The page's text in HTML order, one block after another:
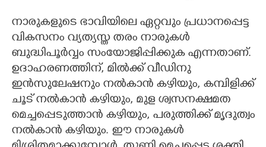
നാരുകളുടെ ഭാവിയിലെ ഏറ്റവും പ്രധാനപ്പെട്ട
വികസനം വ്യത്യസ്ത തരം നാരുകൾ
ബുദ്ധിപൂർവ്വം സംയോജിപ്പിക്കുക എന്നതാണ്.
ഉദാഹരണത്തിന്, മിൽക്ക് വീഡിനു
ഇൻസുലേഷനും നൽകാൻ കഴിയും, കമ്പിളിക്ക്
ചൂട് നൽകാൻ കഴിയും, മുള ശ്വസനക്ഷമത
മെച്ചപ്പെടുത്താൻ കഴിയും, പരുത്തിക്ക് മൃദുത്വം
നൽകാൻ കഴിയും. ഈ നാരുകൾ